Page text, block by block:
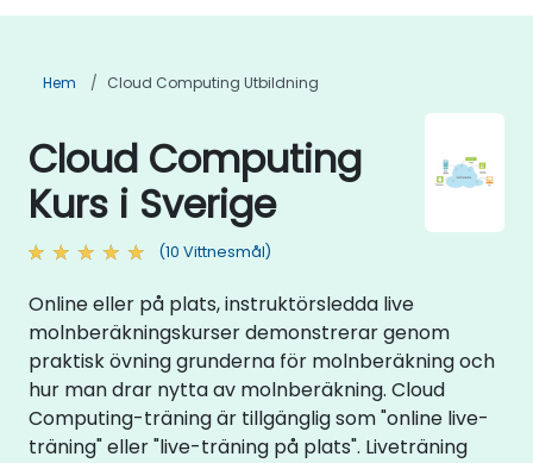
Hem Cloud Computing Utbildning
Cloud Computing
Kurs i Sverige
(10 Vittnesmål)
Online eller på plats, instruktörsledda live
molnberäkningskurser demonstrerar genom
praktisk övning grunderna för molnberäkning och
hur man drar nytta av molnberäkning. Cloud
Computing-träning är tillgänglig som "online live-
träning" eller "live-träning på plats". Liveträning